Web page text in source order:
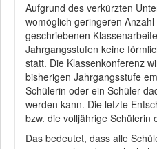
Aufgrund des verkürzten
womöglich geringeren
geschriebenen
Jahrgangsstufen keine
statt. Die Klassenkonferenz
bisherigen Jahrgangsstufe
Schülerin oder ein Schüler
werden kann. Die letzte
bzw. die volljährige Schülerin
Das bedeutet, dass alle